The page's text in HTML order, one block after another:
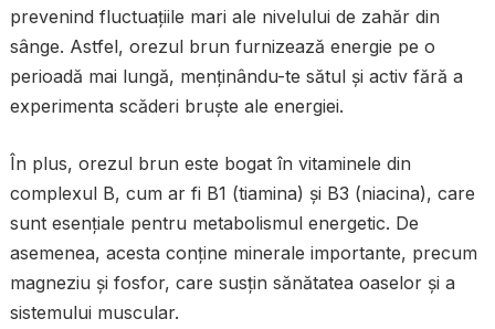
prevenind fluctuațiile mari ale nivelului de zahăr din
sânge. Astfel, orezul brun furnizează energie pe o
perioadă mai lungă, menținându-te sătul și activ fără a
experimenta scăderi bruște ale energiei.
În plus, orezul brun este bogat în vitaminele din
complexul B, cum ar fi B1 (tiamina) și B3 (niacina), care
sunt esențiale pentru metabolismul energetic. De
asemenea, acesta conține minerale importante, precum
magneziu și fosfor, care susțin sănătatea oaselor și a
sistemului muscular.